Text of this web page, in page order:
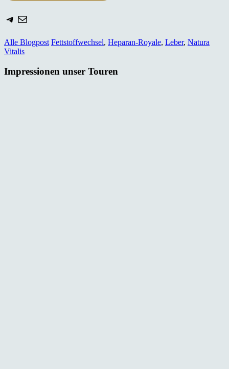
Telegram
E-Mail
Alle Blogpost Fettstoffwechsel, Heparan-Royale, Leber, Natura
Vitalis
Impressionen unser Touren